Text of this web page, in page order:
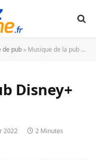
de pub » Musique de la pub Disney+ 2022
Disney+
2022
2 Minutes